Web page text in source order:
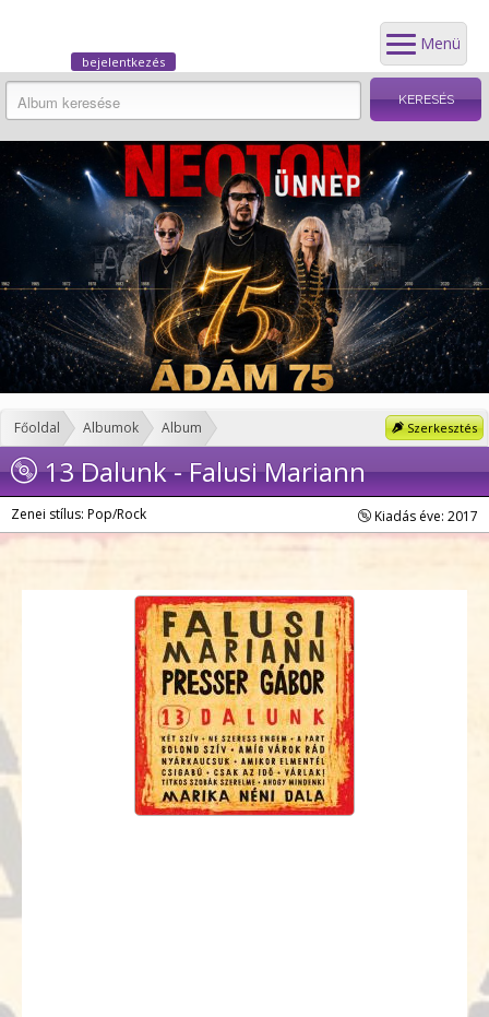
Menü
bejelentkezés
Szerkesztés
Főoldal Albumok Album
13 Dalunk - Falusi Mariann
Zenei stílus: Pop/Rock Kiadás éve: 2017